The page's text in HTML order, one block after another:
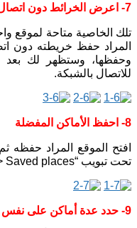
7- اعرض الخرائط دون اتصال بالإنترنت
تلك الخاصية متاحة لموقع
المراد حفظ خريطته دون
وحفظها، وستظهر لك بعد
للاتصال بالشبكة.
8- احفظ الأماكن المفضلة
افتح الموقع المراد حفظه
تحت تبويب “Your places > Saved places”.
9- حدد عدة أماكن على نفس الخريطة